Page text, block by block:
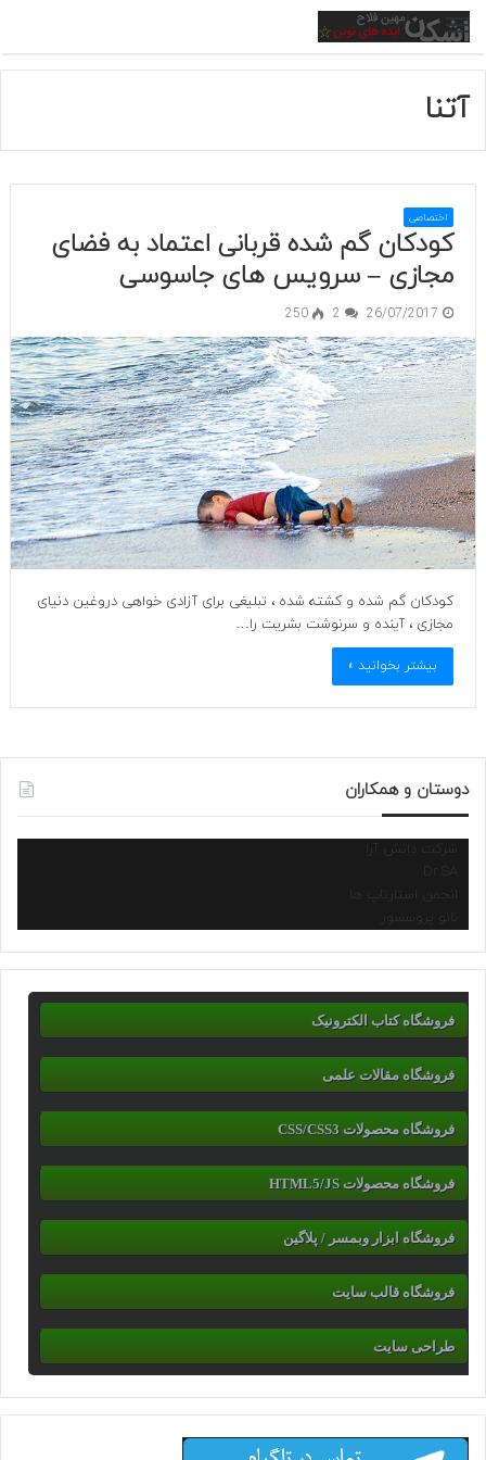
منو
آتنا
اختصاصی
کودکان گم شده قربانی اعتماد به فضای
مجازی – سرویس های جاسوسی
26/07/2017
2
250
کودکان گم شده و کشته شده ، تبلیغی برای آزادی خواهی دروغین دنیای
مجازی ، آینده و سرنوشت بشریت را…
بیشتر بخوانید »
دوستان و همکاران
شرکت دانش آرا
انجمن استارتاپ ها
نانو پروسسور
فروشگاه کتاب الکترونیک
فروشگاه مقالات علمی
فروشگاه محصولات CSS/CSS3
فروشگاه محصولات HTML5/JS
فروشگاه ابزار وبمسر / پلاگین
فروشگاه قالب سایت
طراحی سایت